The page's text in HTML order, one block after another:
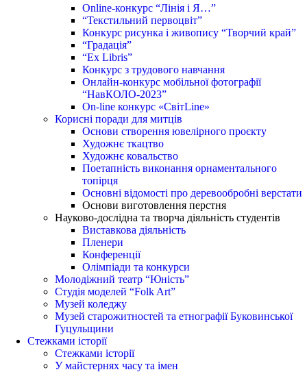
Online-конкурс “Лінія і Я…”
“Текстильний первоцвіт”
Конкурс рисунка і живопису “Творчий край”
“Градація”
“Ex Libris”
Конкурс з трудового навчання
Онлайн-конкурс мобільної фотографії
“НавКОЛО-2023”
On-line конкурс «СвітLine»
Корисні поради для митців
Основи створення ювелірного проєкту
Художнє ткацтво
Художнє ковальство
Поетапність виконання орнаментального
топірця
Основні відомості про деревообробні верстати
Основи виготовлення перстня
Науково-дослідна та творча діяльність студентів
Виставкова діяльність
Пленери
Конференції
Олімпіади та конкурси
Молодіжний театр “Юність”
Студія моделей “Folk Art”
Музей коледжу
Музей старожитностей та етнографії Буковинської
Гуцульщини
Стежками історії
Стежками історії
У майстернях часу та імен